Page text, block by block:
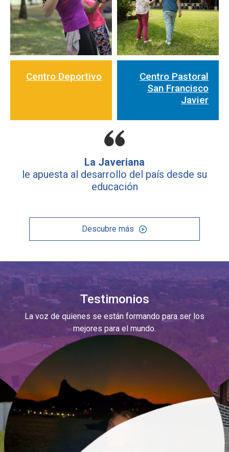
Centro Deportivo
Centro Pastoral
San Francisco
Javier
La Javeriana
le apuesta al desarrollo del país desde su
educación
Descubre más
Testimonios
La voz de quienes se están formando para ser los
mejores para el mundo.